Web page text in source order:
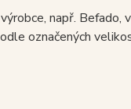
např.
označených